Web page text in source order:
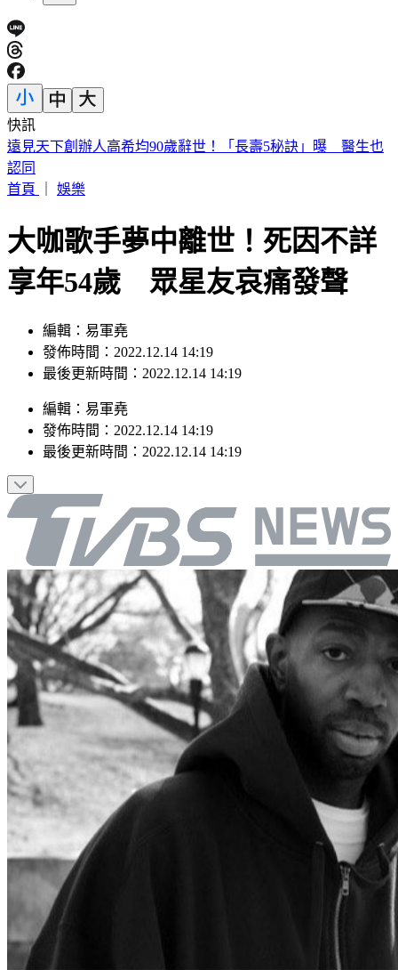
快訊
美股開盤／聯準會升息疑慮意外減緩！標普、那指「雙開高」
首頁
大咖歌手夢中離世！死因不詳
享年54歲 眾星友哀痛發聲
發佈時間：2022.12.14 14:19
最後更新時間：2022.12.14 14:19
發佈時間：2022.12.14 14:19
最後更新時間：2022.12.14 14:19